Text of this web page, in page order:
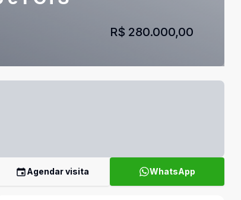
R$ 280.000,00
Agendar visita WhatsApp